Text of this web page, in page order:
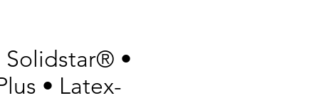
Solidstar® •
• Latex-